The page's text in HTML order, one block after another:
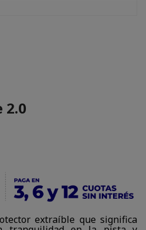
2.0
extraíble que significa